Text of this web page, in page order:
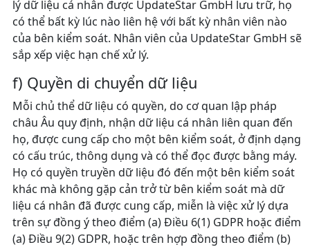
lý dữ liệu cá nhân được UpdateStar GmbH lưu trữ, họ
có thể bất kỳ lúc nào liên hệ với bất kỳ nhân viên nào
của bên kiểm soát. Nhân viên của UpdateStar GmbH sẽ
sắp xếp việc hạn chế xử lý.
f) Quyền di chuyển dữ liệu
Mỗi chủ thể dữ liệu có quyền, do cơ quan lập pháp
châu Âu quy định, nhận dữ liệu cá nhân liên quan đến
họ, được cung cấp cho một bên kiểm soát, ở định dạng
có cấu trúc, thông dụng và có thể đọc được bằng máy.
Họ có quyền truyền dữ liệu đó đến một bên kiểm soát
khác mà không gặp cản trở từ bên kiểm soát mà dữ
liệu cá nhân đã được cung cấp, miễn là việc xử lý dựa
trên sự đồng ý theo điểm (a) Điều 6(1) GDPR hoặc điểm
(a) Điều 9(2) GDPR, hoặc trên hợp đồng theo điểm (b)